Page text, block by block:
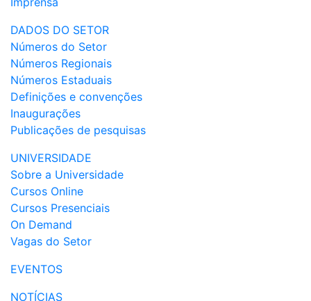
DADOS DO SETOR
Números do Setor
Números Regionais
Números Estaduais
Definições e convenções
Inaugurações
Publicações de pesquisas
UNIVERSIDADE
Sobre a Universidade
Cursos Online
Cursos Presenciais
On Demand
Vagas do Setor
EVENTOS
NOTÍCIAS